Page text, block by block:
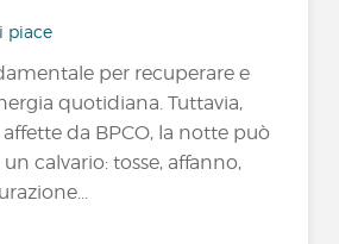
piace
per recuperare e
quotidiana. Tuttavia,
da BPCO, la notte può
calvario: tosse, affanno,